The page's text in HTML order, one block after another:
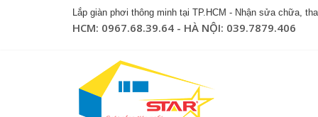
Lắp giàn phơi thông minh tại TP.HCM - Nhận sửa chữa,
HCM: 0967.68.39.64 - HÀ NỘI: 039.7879.406